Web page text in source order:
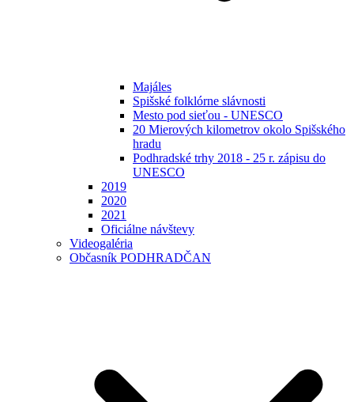
Majáles
Spišské folklórne slávnosti
Mesto pod sieťou - UNESCO
20 Mierových kilometrov okolo Spišského
hradu
Podhradské trhy 2018 - 25 r. zápisu do
UNESCO
2019
2020
2021
Oficiálne návštevy
Videogaléria
Občasník PODHRADČAN